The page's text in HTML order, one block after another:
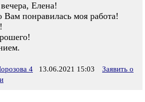
Елена!
Вам понравилась моя работа!
4 13.06.2021 15:03
Заявить о